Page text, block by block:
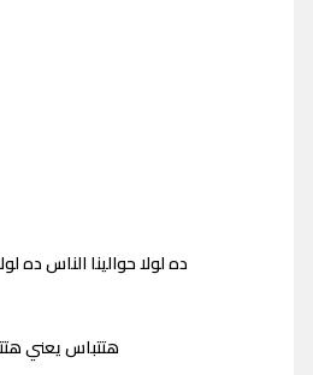
ده لولا حوالينا الناس ده
هتتباس يعني